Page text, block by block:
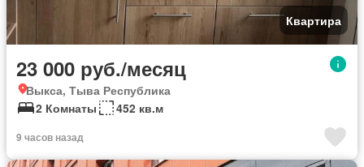
Квартира
23 000 руб./месяц
Выкса, Тыва Республика
2 Комнаты
452 кв.м
9 часов назад